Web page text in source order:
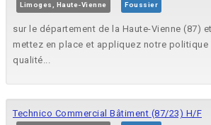
Limoges, Haute-Vienne Foussier
sur le département de la Haute-Vienne (87)
mettez en place et appliquez notre politique
qualité...
Technico Commercial Bâtiment (87/23) H/F